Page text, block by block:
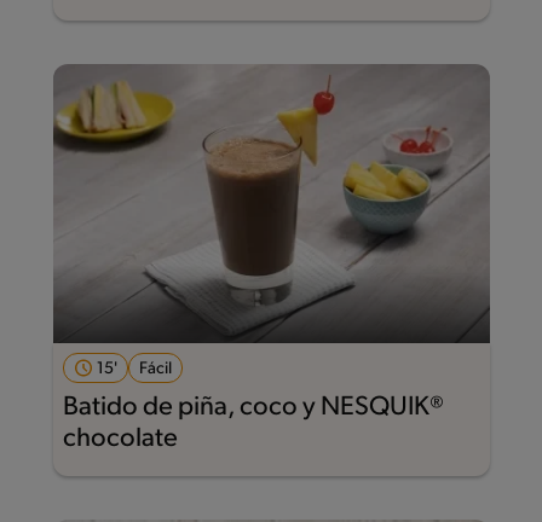
15' Fácil
Batido de piña, coco y NESQUIK®
chocolate